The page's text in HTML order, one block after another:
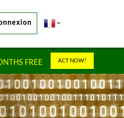
FREE ACT NOW!